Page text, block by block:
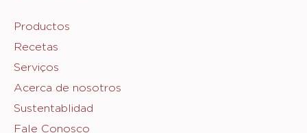
Footer
Sicao
Productos
Recetas
Serviços
Acerca de nosotros
Sustentablidad
Fale Conosco